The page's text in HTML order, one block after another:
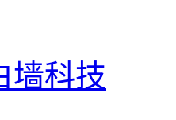
墙科技